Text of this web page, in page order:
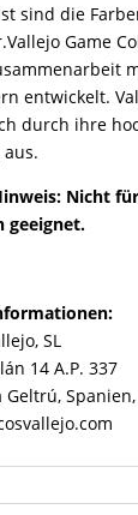
sind die
Game
entwickelt.
durch ihre
Nicht
geeignet.
SL
14 A.P. 337
Geltrú,